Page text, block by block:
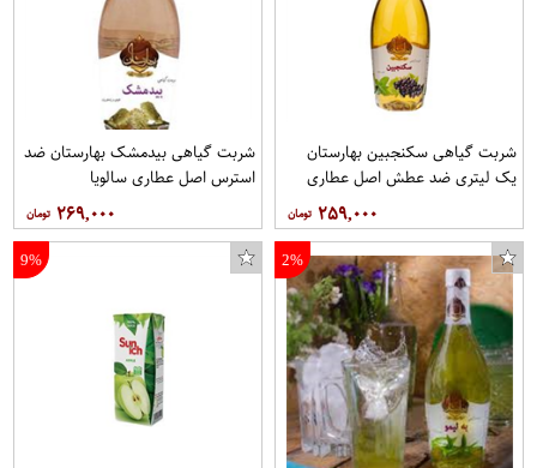
شربت گیاهی سکنجبین بهارستان
یک لیتری ضد عطش اصل عطاری
۲۵۹,۰۰۰
شربت گیاهی بیدمشک بهارستان ضد
استرس اصل عطاری سالویا
۲۶۹,۰۰۰
2%
9%